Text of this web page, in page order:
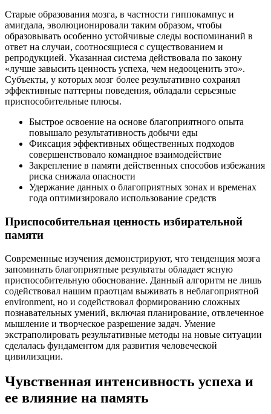
Старые образования мозга, в частности гиппокампус и
амигдала, эволюционировали таким образом, чтобы
образовывать особенно устойчивые следы воспоминаний в
ответ на случаи, соотносящиеся с существованием и
репродукцией. Указанная система действовала по закону
«лучше завысить ценность успеха, чем недооценить это».
Субъекты, у которых мозг более результативно сохранял
эффективные паттерны поведения, обладали серьезные
приспособительные плюсы.
Быстрое освоение на основе благоприятного опыта
повышало результативность добычи еды
Фиксация эффективных общественных подходов
совершенствовало командное взаимодействие
Закрепление в памяти действенных способов избежания
риска снижала опасности
Удержание данных о благоприятных зонах и временах
года оптимизировало использование средств
Приспособительная ценность избирательной
памяти
Современные изучения демонстрируют, что тенденция мозга
запоминать благоприятные результаты обладает ясную
приспособительную обоснование. Данный алгоритм не лишь
содействовал нашим праотцам выживать в неблагоприятной
environment, но и содействовал формированию сложных
познавательных умений, включая планирование, отвлеченное
мышление и творческое разрешение задач. Умение
экстраполировать результативные методы на новые ситуации
сделалась фундаментом для развития человеческой
цивилизации.
Чувственная интенсивность успеха и
ее влияние на память